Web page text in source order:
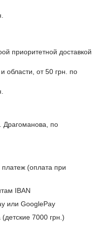
приоритетной доставкой
области, от 50 грн. по
Драгоманова, по
(оплата при
IBAN
или GooglePay
7000 грн.)